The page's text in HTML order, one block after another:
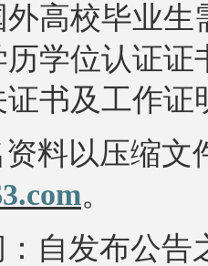
高校毕业
历学位认证
书及工作证
料以压缩
。
自发布公告